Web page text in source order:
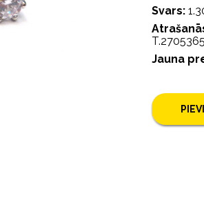
Svars:
Jauna